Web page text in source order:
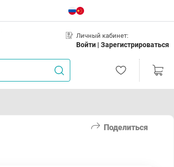
Личный кабинет:
Войти | Зарегистрироваться
Поделиться